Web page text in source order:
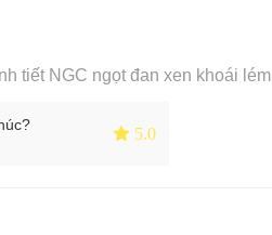
tiết NGC ngọt đan xen khoái lém
 5.0